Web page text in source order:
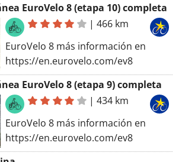
EuroVelo 8 (etapa 10) completa
|466 km
EuroVelo 8 más información en
https://en.eurovelo.com/ev8
EuroVelo 8 (etapa 9) completa
|434 km
EuroVelo 8 más información en
https://en.eurovelo.com/ev8